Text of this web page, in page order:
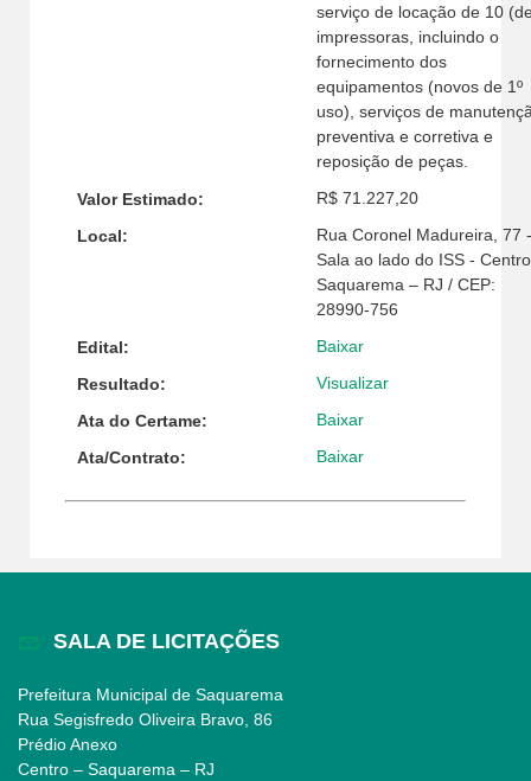
serviço de locação de 10
impressoras, incluindo o
fornecimento dos
equipamentos (novos de 1º
uso), serviços de
preventiva e corretiva e
reposição de peças.
Valor Estimado: R$ 71.227,20
Local:
Rua Coronel Madureira, 77 -
Sala ao lado do ISS -
Saquarema – RJ / CEP:
28990-756
Edital: Baixar
Resultado: Visualizar
Ata do Certame: Baixar
Ata/Contrato: Baixar
SALA DE LICITAÇÕES
Prefeitura Municipal de Saquarema
Rua Segisfredo Oliveira Bravo, 86
Prédio Anexo
Centro – Saquarema – RJ